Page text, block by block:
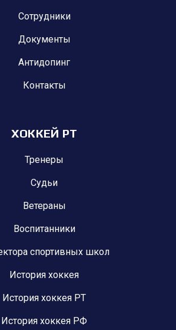
Сотрудники
Документы
Антидопинг
Контакты
ХОККЕЙ РТ
Тренеры
Судьи
Ветераны
Воспитанники
спортивных школ
История хоккея
История хоккея РТ
История хоккея РФ